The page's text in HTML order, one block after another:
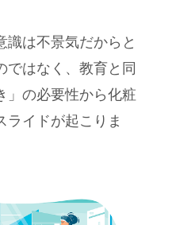
識は不景気だからと
ではなく、教育と同
」の必要性から化粧
ライドが起こりま